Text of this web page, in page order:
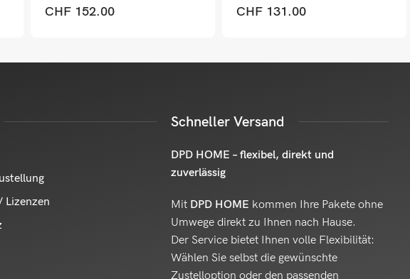
CHF 152.00
Staufächer Eicheoptik Weiss
CHF 131.00
Lizenzen
Schneller Versand
DPD HOME – flexibel, direkt und
zuverlässig
Mit DPD HOME kommen Ihre Pakete ohne
Umwege direkt zu Ihnen nach Hause.
Der Service bietet Ihnen volle Flexibilität:
Wählen Sie selbst die gewünschte
Zustelloption oder den passenden